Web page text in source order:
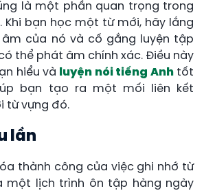
là một phần quan trọng trong
Khi bạn học một từ mới, hãy lắng
của nó và cố gắng luyện tập
thể phát âm chính xác. Điều này
hiểu và
luyện nói tiếng Anhtốt
bạn tạo ra một mối liên kết
từ vựng đó.
lần
thành công của việc ghi nhớ từ
một lịch trình ôn tập hàng ngày